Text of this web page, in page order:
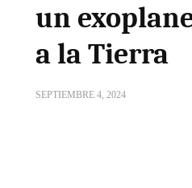
un
a la Tierra
SEPTIEMBRE 4, 2024